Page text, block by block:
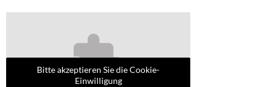
Bitte akzeptieren Sie die Cookie-
Einwilligung